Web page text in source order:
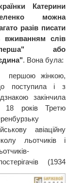
Катерини
можна
разів писати
вживанням слів
або
. Вона була:
першою жінкою,
поступила і з
закінчила
18 років Третю
авіаційну
льотчиків і
(1934